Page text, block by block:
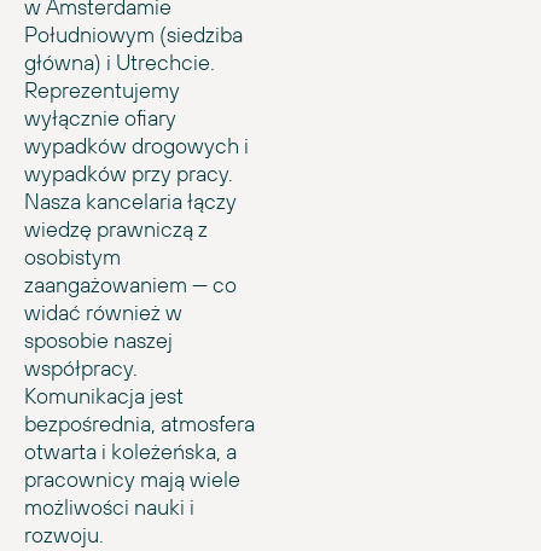
w Amsterdamie
Południowym (siedziba
główna) i Utrechcie.
Reprezentujemy
wyłącznie ofiary
wypadków drogowych i
wypadków przy pracy.
Nasza kancelaria łączy
wiedzę prawniczą z
osobistym
zaangażowaniem — co
widać również w
sposobie naszej
współpracy.
Komunikacja jest
bezpośrednia, atmosfera
otwarta i koleżeńska, a
pracownicy mają wiele
możliwości nauki i
rozwoju.